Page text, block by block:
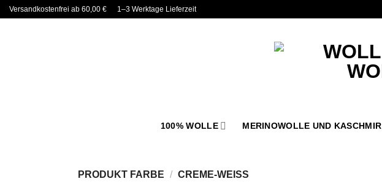
ZumVersandkostenfrei ab 60,00 € 1–3 Werktage Lieferzeit
100% WOLLE MERINOWOLLE UND KASCHMIR
PRODUKT FARBE / CREME-WEISS